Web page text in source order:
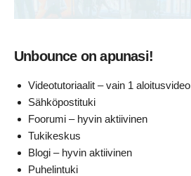
Unbounce on apunasi!
Videotutoriaalit – vain 1 aloitusvideo
Sähköpostituki
Foorumi – hyvin aktiivinen
Tukikeskus
Blogi – hyvin aktiivinen
Puhelintuki